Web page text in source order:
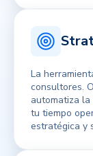
La
consultores.
automatiza
tu tiempo
estratégica y